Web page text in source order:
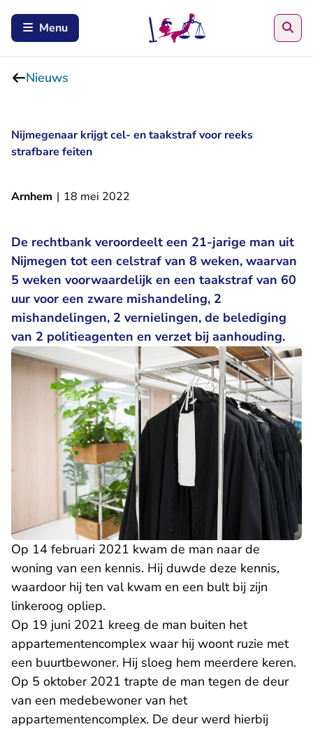
Menu
Nieuws
Nijmegenaar krijgt cel- en taakstraf voor reeks
strafbare feiten
Arnhem | 18 mei 2022
De rechtbank veroordeelt een 21-jarige man uit
Nijmegen tot een celstraf van 8 weken, waarvan
5 weken voorwaardelijk en een taakstraf van 60
uur voor een zware mishandeling, 2
mishandelingen, 2 vernielingen, de belediging
van 2 politieagenten en verzet bij aanhouding.
Op 14 februari 2021 kwam de man naar de
woning van een kennis. Hij duwde deze kennis,
waardoor hij ten val kwam en een bult bij zijn
linkeroog opliep.
Op 19 juni 2021 kreeg de man buiten het
appartementencomplex waar hij woont ruzie met
een buurtbewoner. Hij sloeg hem meerdere keren.
Op 5 oktober 2021 trapte de man tegen de deur
van een medebewoner van het
appartementencomplex. De deur werd hierbij